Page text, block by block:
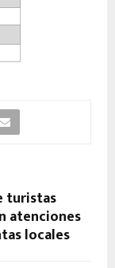
turistas
atenciones
locales